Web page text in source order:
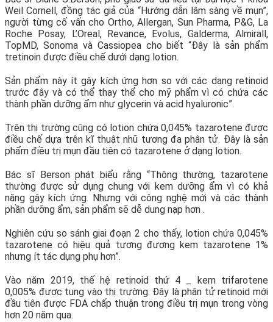
Weil Cornell, đồng tác giả của “Hướng dẫn lâm sàng về mụn”,
người từng cố vấn cho Ortho, Allergan, Sun Pharma, P&G, La
Roche Posay, L’Oreal, Revance, Evolus, Galderma, Almirall,
TopMD, Sonoma và Cassiopea cho biết “Đây là sản phẩm
tretinoin được điều chế dưới dạng lotion.
Sản phẩm này ít gây kích ứng hơn so với các dạng retinoid
trước đây và có thể thay thể cho mỹ phẩm vì có chứa các
thành phần dưỡng ẩm như glycerin và acid hyaluronic”.
Trên thị trường cũng có lotion chứa 0,045% tazarotene được
điều chế dựa trên kĩ thuật nhũ tương đa phân tử. Đây là sản
phẩm điều trị mụn đầu tiên có tazarotene ở dạng lotion.
Bác sĩ Berson phát biểu rằng “Thông thường, tazarotene
thường được sử dụng chung với kem dưỡng ẩm vì có khả
năng gây kích ứng. Nhưng với công nghệ mới và các thành
phần dưỡng ẩm, sản phẩm sẽ dễ dung nạp hơn .
Nghiên cứu so sánh giai đoạn 2 cho thấy, lotion chứa 0,045%
tazarotene có hiệu quả tương đương kem tazarotene 1%
nhưng ít tác dụng phụ hơn”.
Vào năm 2019, thế hệ retinoid thứ 4 _ kem trifarotene
0,005% được tung vào thị trường. Đây là phân tử retinoid mới
đầu tiên được FDA chấp thuận trong điều trị mụn trong vòng
hơn 20 năm qua.